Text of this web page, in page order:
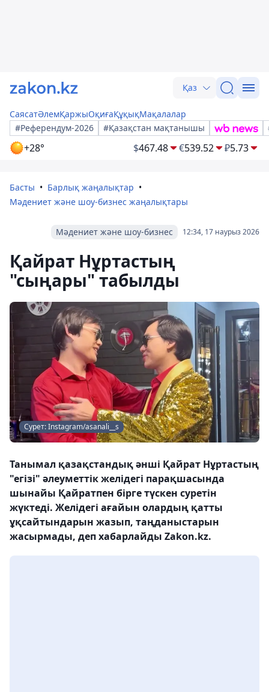
Қаз
СаясатӘлемҚаржыОқиғаҚұқықМақалалар
#Референдум-2026
#Қазақстан мақтанышы
+28° $467.48 €539.52 ₽5.73
Басты
Барлық жаңалықтар
Мәдениет және шоу-бизнес жаңалықтары
12:34, 17 наурыз 2026
Мәдениет және шоу-бизнес
Қайрат Нұртастың
"сыңары" табылды
Сурет: Instagram/asanali__s
Танымал қазақстандық әнші Қайрат Нұртастың
"егізі" әлеуметтік желідегі парақшасында
шынайы Қайратпен бірге түскен суретін
жүктеді. Желідегі ағайын олардың қатты
ұқсайтындарын жазып, таңданыстарын
жасырмады, деп хабарлайды Zakon.kz.